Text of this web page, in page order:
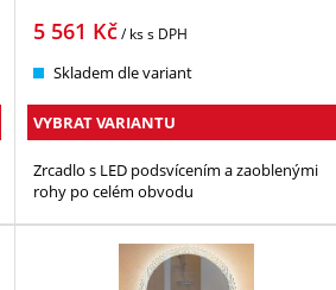
5 561 Kč/ kss DPH
Skladem dle variant
VYBRAT VARIANTU
Zrcadlo s LED podsvícením a zaoblenými
rohy po celém obvodu